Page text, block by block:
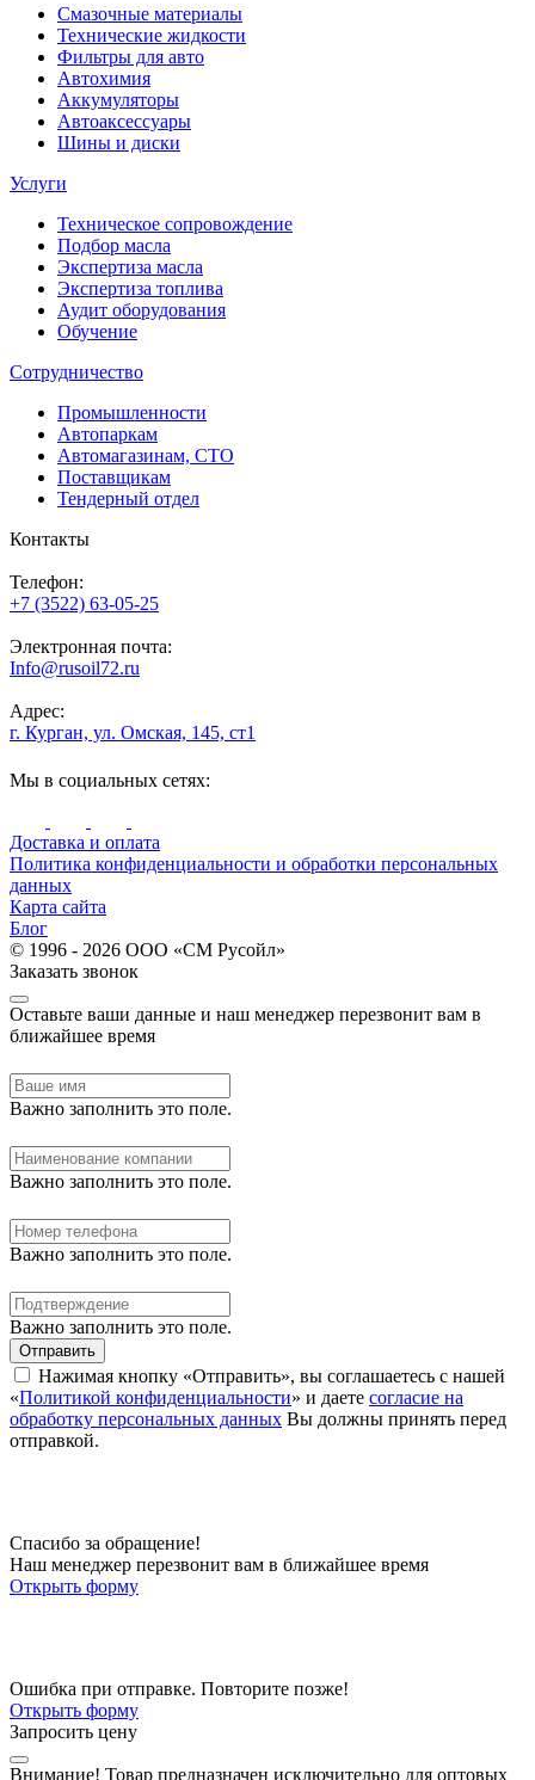
Смазочные материалы
Технические жидкости
Фильтры для авто
Автохимия
Аккумуляторы
Автоаксессуары
Шины и диски
Услуги
Техническое сопровождение
Подбор масла
Экспертиза масла
Экспертиза топлива
Аудит оборудования
Обучение
Сотрудничество
Промышленности
Автопаркам
Автомагазинам, СТО
Поставщикам
Тендерный отдел
Контакты
Телефон:
+7 (3522) 63-05-25
Электронная почта:
Info@rusoil72.ru
Адрес:
г. Курган, ул. Омская, 145, ст1
Мы в социальных сетях:
Доставка и оплата
Политика конфиденциальности и обработки персональных
данных
Карта сайта
Блог
© 1996 - 2026 ООО «СМ Русойл»
Заказать звонок
Оставьте ваши данные и наш менеджер перезвонит вам в
ближайшее время
Важно заполнить это поле.
Важно заполнить это поле.
Важно заполнить это поле.
Важно заполнить это поле.
Отправить
Нажимая кнопку «Отправить», вы соглашаетесь с нашей
«Политикой конфиденциальности» и даете согласие на
обработку персональных данных Вы должны принять перед
отправкой.
Спасибо за обращение!
Наш менеджер перезвонит вам в ближайшее время
Открыть форму
Ошибка при отправке. Повторите позже!
Открыть форму
Запросить цену
Внимание! Товар предназначен исключительно для оптовых